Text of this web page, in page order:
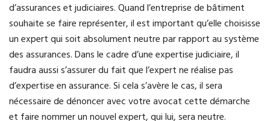
d’assurances et judiciaires. Quand l’entreprise de bâtiment
souhaite se faire représenter, il est important qu’elle choisisse
un expert qui soit absolument neutre par rapport au système
des assurances. Dans le cadre d’une expertise judiciaire, il
faudra aussi s’assurer du fait que l’expert ne réalise pas
d’expertise en assurance. Si cela s’avère le cas, il sera
nécessaire de dénoncer avec votre avocat cette démarche
et faire nommer un nouvel expert, qui lui, sera neutre.